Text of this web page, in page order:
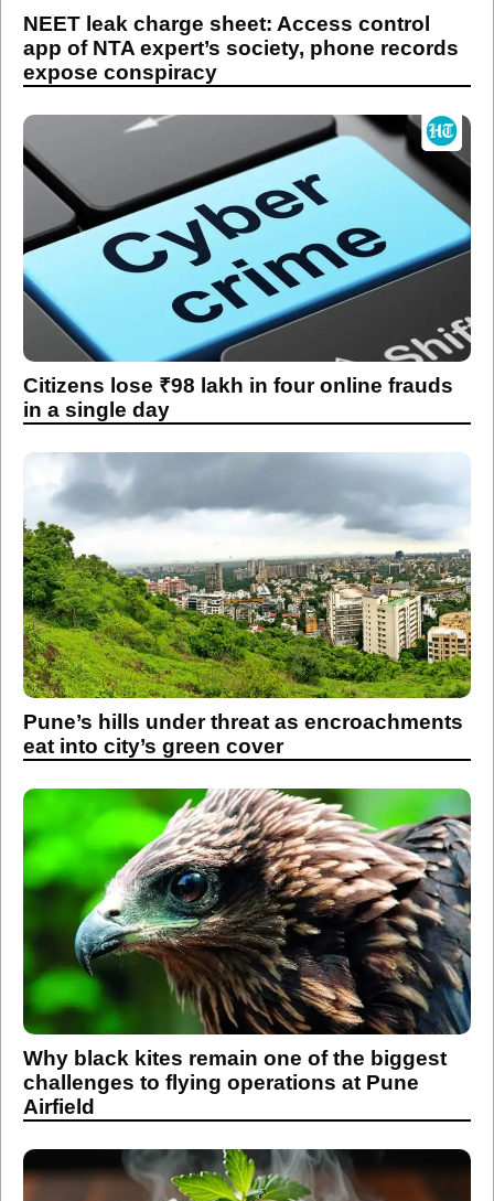
NEET leak charge sheet: Access control
app of NTA expert’s society, phone records
expose conspiracy
Citizens lose ₹98 lakh in four online frauds
in a single day
Pune’s hills under threat as encroachments
eat into city’s green cover
Why black kites remain one of the biggest
challenges to flying operations at Pune
Airfield